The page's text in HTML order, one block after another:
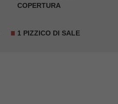
COPERTURA
1 PIZZICO DI SALE